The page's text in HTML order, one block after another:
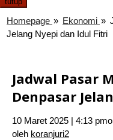
Homepage » Ekonomi »
Jelang Nyepi dan Idul Fitri
Jadwal Pasar
Denpasar
10 Maret 2025 | 4:13 pm
oleh koranjuri2